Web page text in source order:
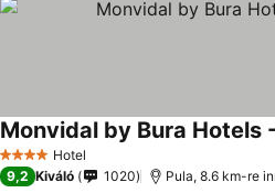
4 KategóriaHotel
Monvidal by Bura Hotels
9,2 Kiváló 1020 Pula, 8.6 km-re